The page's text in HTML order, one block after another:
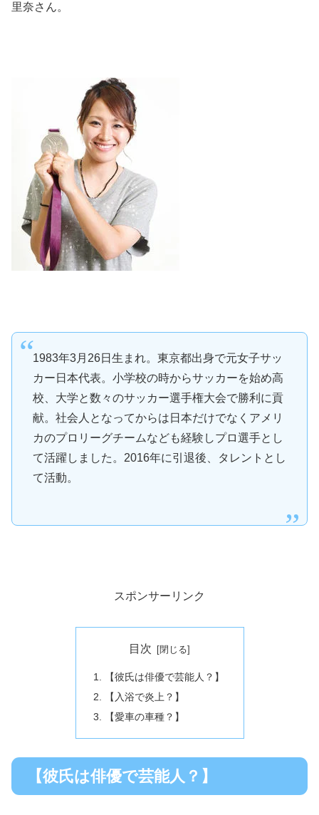
里奈さん。
1983年3月26日生まれ。東京都出身で元女子サッ
カー日本代表。小学校の時からサッカーを始め高
校、大学と数々のサッカー選手権大会で勝利に貢
献。社会人となってからは日本だけでなくアメリ
カのプロリーグチームなども経験しプロ選手とし
て活躍しました。2016年に引退後、タレントとし
て活動。
スポンサーリンク
目次
【彼氏は俳優で芸能人？】
【入浴で炎上？】
【愛車の車種？】
【彼氏は俳優で芸能人？】